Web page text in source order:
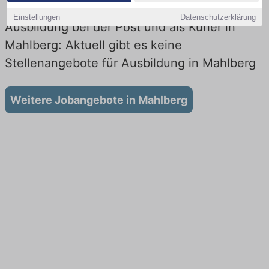
Einstellungen Datenschutzerklärung
Ausbildung bei der Post und als Kurier in
Mahlberg: Aktuell gibt es keine
Stellenangebote für Ausbildung in Mahlberg
Weitere Jobangebote in Mahlberg